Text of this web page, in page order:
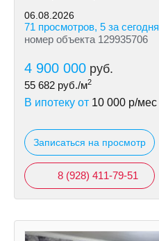
06.08.2026
71 просмотров, 5 за сегодня
номер объекта 129935706
4 900 000 руб.
55 682 руб./м2
В ипотеку от 10 000 р/мес
Записаться на просмотр
8 (928) 411-79-51